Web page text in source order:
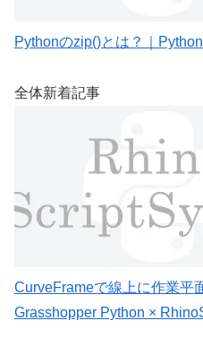
Pythonのzip()とは？｜
全体新着記事
CurveFrameで線上に作業平
Grasshopper Python ×